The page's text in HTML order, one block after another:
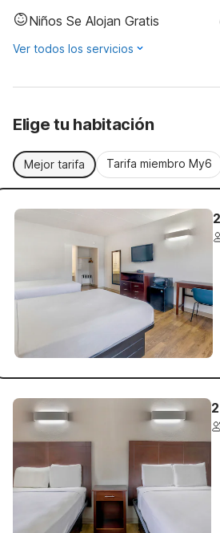
Niños Se Alojan Gratis
Ver todos los servicios
Elige tu habitación
Mejor tarifa Tarifa miembro My6